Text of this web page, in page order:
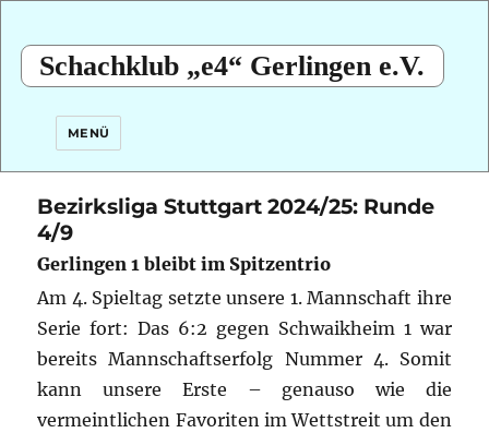
Schachklub „e4“ Gerlingen e.V.
MENÜ
Bezirksliga Stuttgart 2024/25: Runde
4/9
Gerlingen 1 bleibt im Spitzentrio
Am 4. Spieltag setzte unsere 1. Mannschaft ihre
Serie fort: Das 6:2 gegen Schwaikheim 1 war
bereits Mannschaftserfolg Nummer 4.Somit
kann unsere Erste – genauso wie die
vermeintlichen Favoriten im Wettstreit um den